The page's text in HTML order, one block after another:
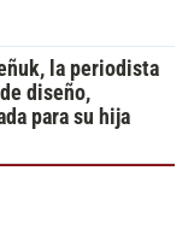
la periodista
diseño,
para su hija